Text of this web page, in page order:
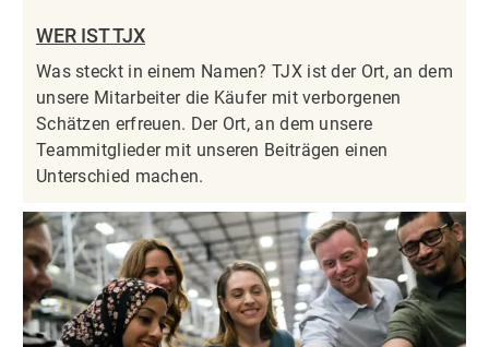
WER IST TJX
Was steckt in einem Namen? TJX ist der Ort, an dem
unsere Mitarbeiter die Käufer mit verborgenen
Schätzen erfreuen. Der Ort, an dem unsere
Teammitglieder mit unseren Beiträgen einen
Unterschied machen.